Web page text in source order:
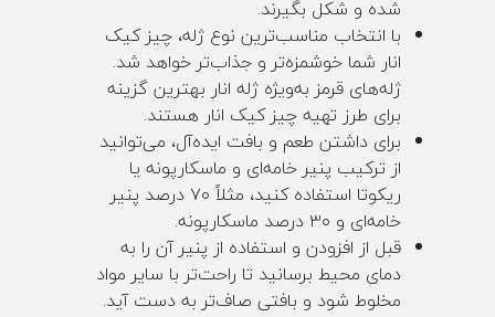
شده و شکل بگیرند.
با انتخاب مناسب‌ترین نوع ژله، چیز کیک
انار شما خوشمزه‌تر و جذاب‌تر خواهد شد.
ژله‌های قرمز به‌ویژه ژله انار بهترین گزینه
برای طرز تهیه چیز کیک انار هستند.
برای داشتن طعم و بافت ایده‌آل، می‌توانید
از ترکیب پنیر خامه‌ای و ماسکارپونه یا
ریکوتا استفاده کنید، مثلاً ۷۰ درصد پنیر
خامه‌ای و ۳۰ درصد ماسکارپونه.
قبل از افزودن و استفاده از پنیر آن را به
دمای محیط برسانید تا راحت‌تر با سایر مواد
مخلوط شود و بافتی صاف‌تر به دست آید.